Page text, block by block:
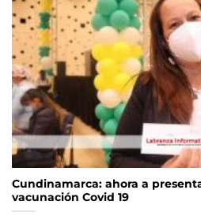
Cundinamarca: ahora a
vacunación Covid 19